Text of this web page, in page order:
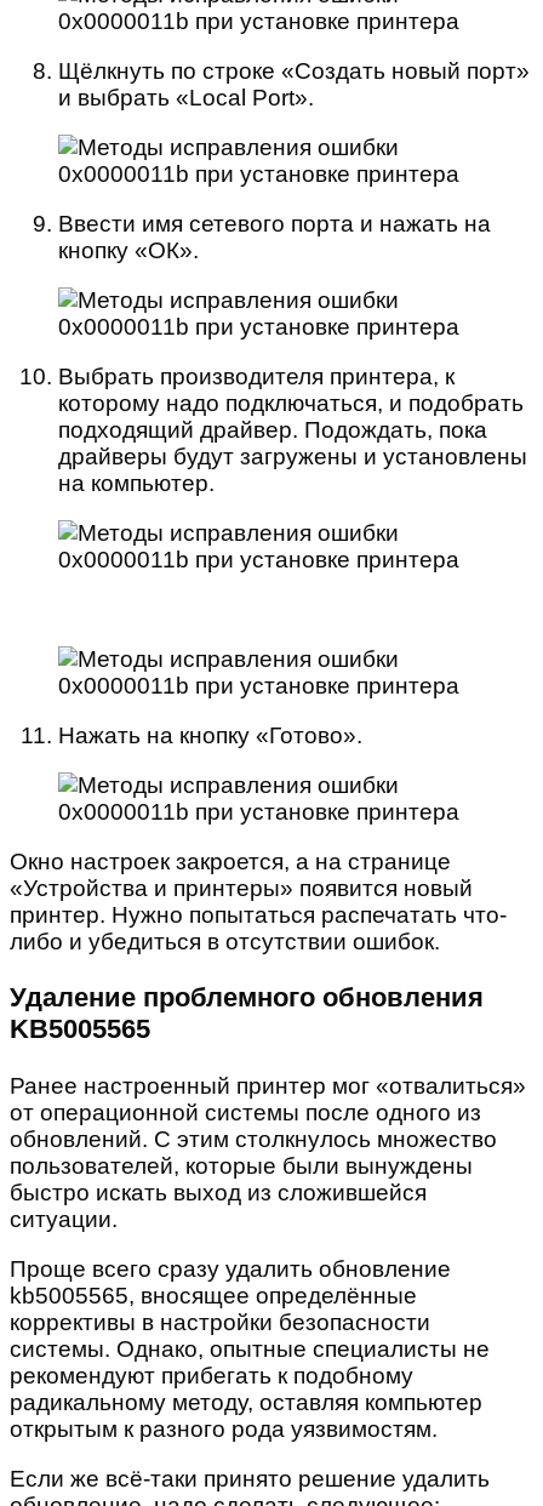
Щёлкнуть по строке «Создать новый порт»
и выбрать «Local Port».
Ввести имя сетевого порта и нажать на
кнопку «ОК».
Выбрать производителя принтера, к
которому надо подключаться, и подобрать
подходящий драйвер. Подождать, пока
драйверы будут загружены и установлены
на компьютер.
Нажать на кнопку «Готово».
Окно настроек закроется, а на странице
«Устройства и принтеры» появится новый
принтер. Нужно попытаться распечатать что-
либо и убедиться в отсутствии ошибок.
Удаление проблемного обновления
KB5005565
Ранее настроенный принтер мог «отвалиться»
от операционной системы после одного из
обновлений. С этим столкнулось множество
пользователей, которые были вынуждены
быстро искать выход из сложившейся
ситуации.
Проще всего сразу удалить обновление
kb5005565, вносящее определённые
коррективы в настройки безопасности
системы. Однако, опытные специалисты не
рекомендуют прибегать к подобному
радикальному методу, оставляя компьютер
открытым к разного рода уязвимостям.
Если же всё-таки принято решение удалить